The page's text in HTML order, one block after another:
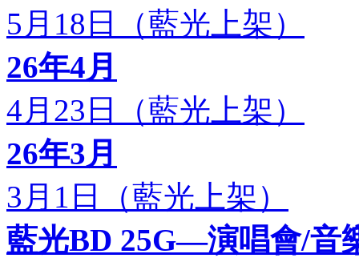
5月18日（藍光上架）
26年4月
4月23日（藍光上架）
26年3月
3月1日（藍光上架）
藍光BD 25G—演唱會/音